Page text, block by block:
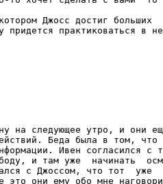
на следующее утро, и они
Беда была в том, что
Ивен согласился с
и там уже  начинать
с Джоссом, что тот  уже
это они ему обо мне